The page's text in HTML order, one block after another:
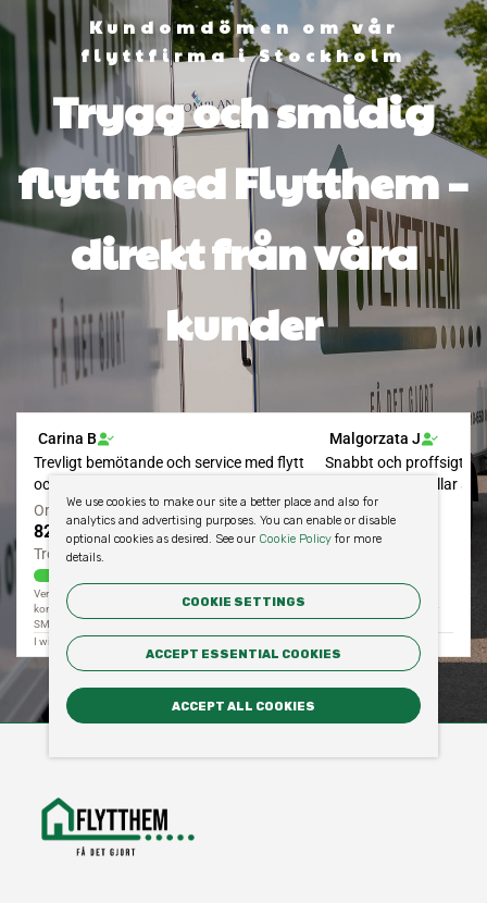
Kundomdömen om vår
flyttfirma i Stockholm
Trygg och smidig
flytt med Flytthem –
direkt från våra
kunder
We use cookies to make our site a better place and also for
analytics and advertising purposes. You can enable or disable
optional cookies as desired. See our Cookie Policyfor more
details.
COOKIE SETTINGS
ACCEPT ESSENTIAL COOKIES
ACCEPT ALL COOKIES